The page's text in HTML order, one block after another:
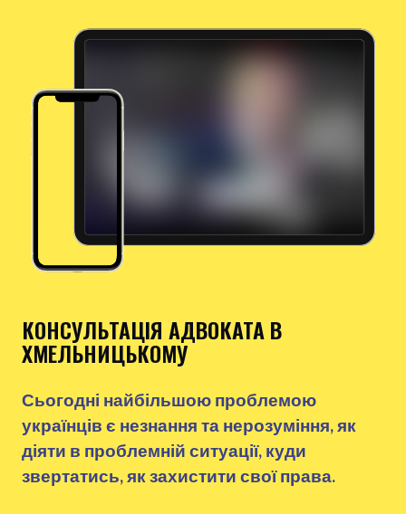
КОНСУЛЬТАЦІЯ АДВОКАТА В
ХМЕЛЬНИЦЬКОМУ
Сьогодні найбільшою проблемою
українців є незнання та нерозуміння, як
діяти в проблемній ситуації, куди
звертатись, як захистити свої права.